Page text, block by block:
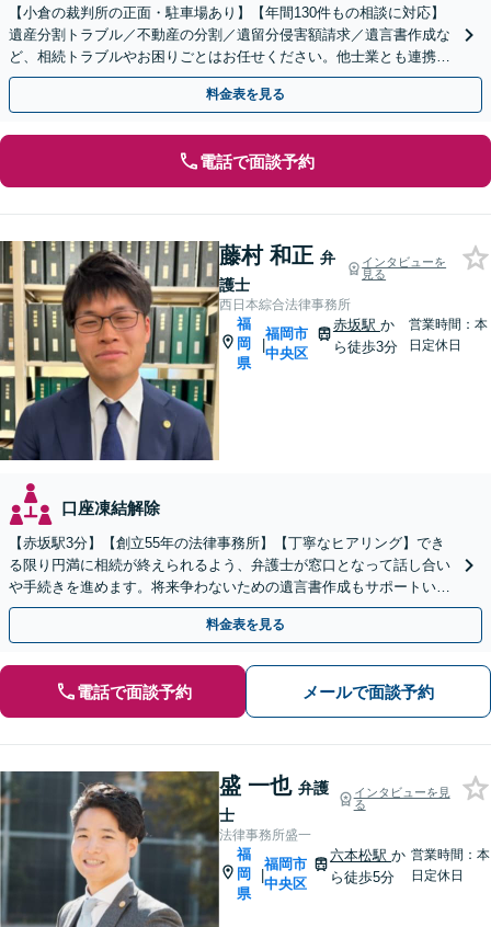
【小倉の裁判所の正面・駐車場あり】【年間130件もの相談に対応】
遺産分割トラブル／不動産の分割／遺留分侵害額請求／遺言書作成な
ど、相続トラブルやお困りごとはお任せください。他士業とも連携
し、依頼者さまに有利な解決を目指します【土日祝対応可】
料金表を見る
電話で面談予約
藤村 和正 弁
護士
インタビューを
見る
西日本綜合法律事務所
福
岡
県
|
福岡市
中央区
赤坂駅 か
ら徒歩3分
営業時間：本
日定休日
口座凍結解除
【赤坂駅3分】【創立55年の法律事務所】【丁寧なヒアリング】でき
る限り円満に相続が終えられるよう、弁護士が窓口となって話し合い
や手続きを進めます。将来争わないための遺言書作成もサポートいた
します。お困りの際は、お気軽にご相談ください。
料金表を見る
電話で面談予約 メールで面談予約
盛 一也 弁護
士
インタビューを見
る
法律事務所盛一
福
岡
県
|
福岡市
中央区
六本松駅か
ら徒歩5分
営業時間：本
日定休日